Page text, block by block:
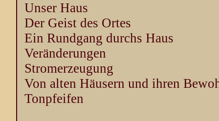
Unser Haus
Der Geist des Ortes
Ein Rundgang durchs Haus
Veränderungen
Stromerzeugung
Von alten Häusern und ihren
Tonpfeifen